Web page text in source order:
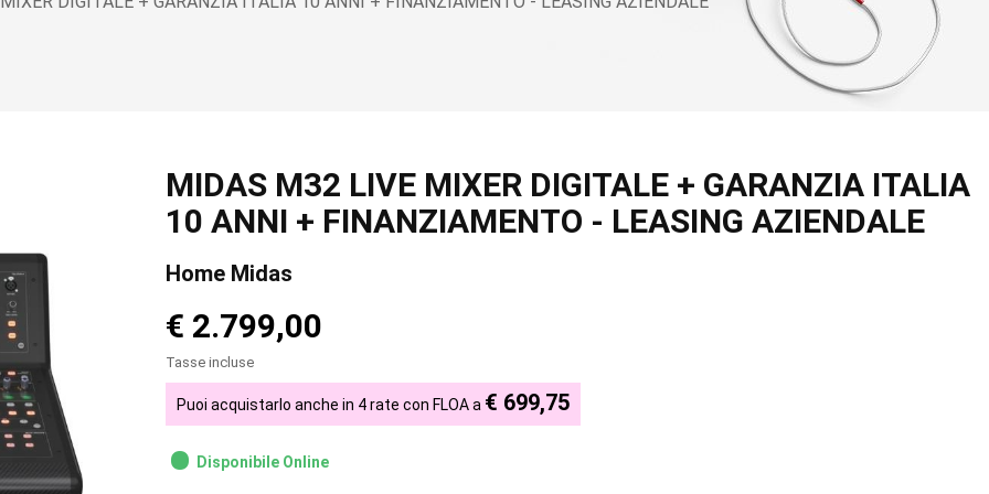
MIDAS M32 LIVE MIXER DIGITALE + GARANZIA ITALIA
10 ANNI + FINANZIAMENTO - LEASING AZIENDALE
Home Midas
€ 2.799,00
Tasse incluse
Puoi acquistarlo anche in 4 rate con FLOA a € 699,75
Disponibile Online